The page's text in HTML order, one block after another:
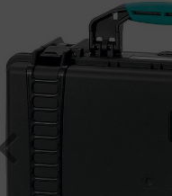
Previous